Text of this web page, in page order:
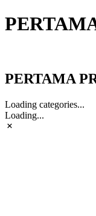
PERTAMA
Loading categories...
Loading...